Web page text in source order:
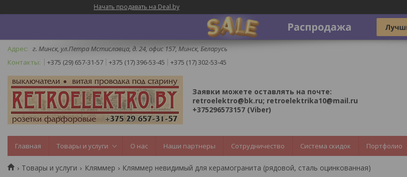
Начать продавать на Deal.by
г. Минск, ул.Петра Мстиславца, д. 24, офис 157, Минск, Беларусь
+375 (29) 657-31-57
+375 (17) 396-53-45 +375 (17) 302-53-45
Заявки можете оставлять на почте:
retroelektro@bk.ru; retroelektrika10@mail.ru
+375296573157 (Viber)
Главная Товары и услуги О нас Наши партнеры Сотрудничество Система скидок Портфолио
Товары и услуги Кляммер Кляммер невидимый для керамогранита (рядовой, сталь оцинкованная)